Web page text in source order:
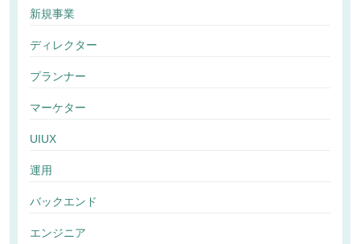
新規事業
ディレクター
プランナー
マーケター
UIUX
運用
バックエンド
エンジニア